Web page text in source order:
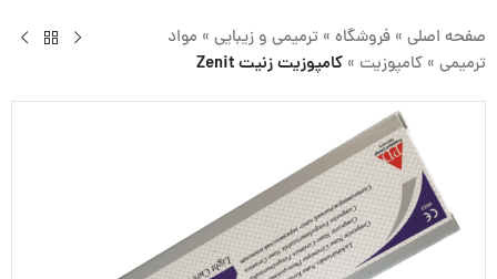
صفحه اصلی » فروشگاه » ترمیمی و زیبایی » مواد
ترمیمی » کامپوزیت » کامپوزیت زنیت Zenit